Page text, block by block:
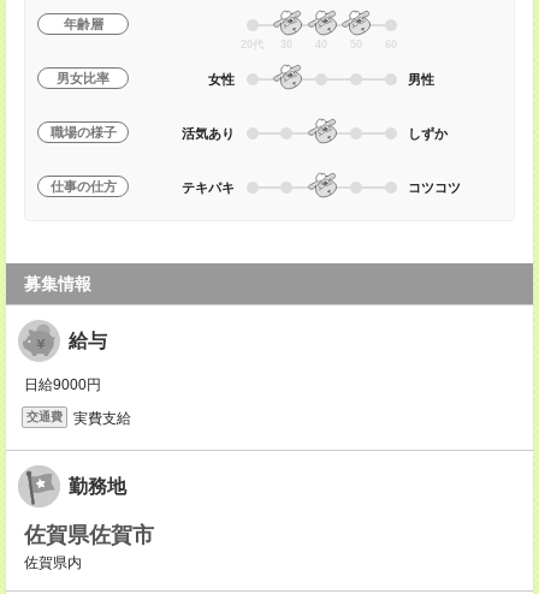
年齢層
20代 30 40 50 60
男女比率 女性 男性
職場の様子 活気あり しずか
仕事の仕方 テキパキ コツコツ
募集情報
給与
日給9000円
交通費 実費支給
勤務地
佐賀県佐賀市
佐賀県内